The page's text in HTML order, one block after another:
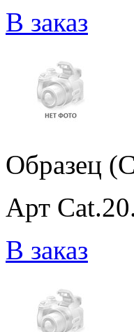
В заказ
Образец
Арт
В заказ